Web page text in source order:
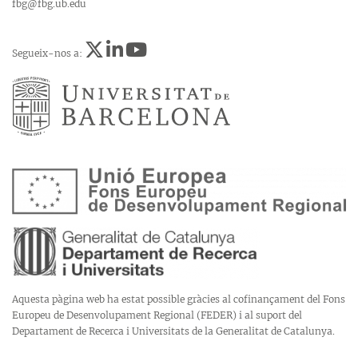
fbg@fbg.ub.edu
Segueix-nos a:
Aquesta pàgina web ha estat possible gràcies al cofinançament del Fons
Europeu de Desenvolupament Regional (FEDER) i al suport del
Departament de Recerca i Universitats de la Generalitat de Catalunya.